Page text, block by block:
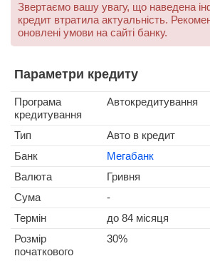
Звертаємо вашу увагу, що наведена
кредит втратила актуальність.
оновлені умови на сайті банку.
Параметри кредиту
Програма
кредитування
Автокредитування
Тип
Авто в кредит
Банк
Мегабанк
Валюта
Гривня
Сума
-
Термін
до 84 місяця
Розмір
початкового
30%